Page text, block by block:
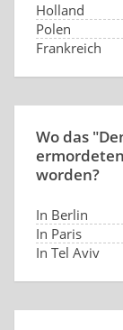
Holland
Polen
Frankreich
Wo das
worden?
In Berlin
In Paris
In Tel Aviv